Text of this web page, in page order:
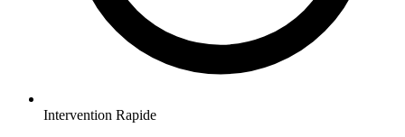
Intervention Rapide